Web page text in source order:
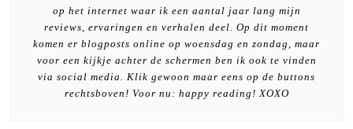
op het internet waar ik een aantal jaar lang mijn
reviews, ervaringen en verhalen deel. Op dit moment
komen er blogposts online op woensdag en zondag, maar
voor een kijkje achter de schermen ben ik ook te vinden
via social media. Klik gewoon maar eens op de buttons
rechtsboven! Voor nu: happy reading! XOXO